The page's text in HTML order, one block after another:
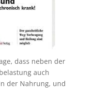
dass neben der
auch
der Nahrung, und